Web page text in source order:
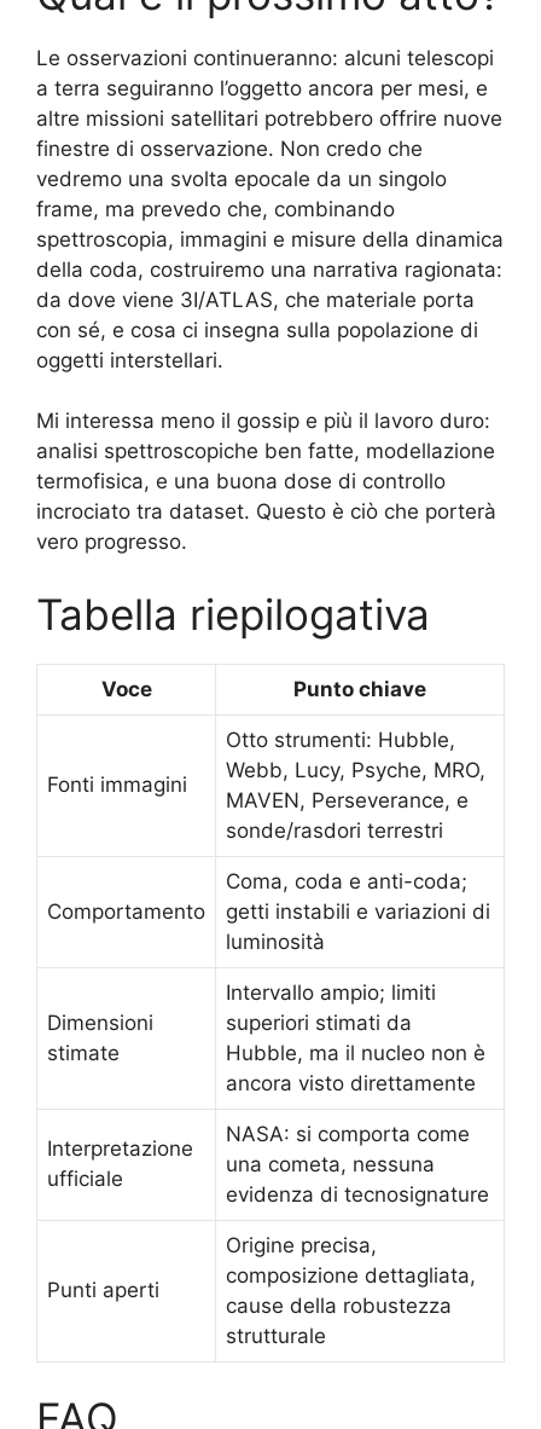
Le osservazioni continueranno: alcuni telescopi
a terra seguiranno l’oggetto ancora per mesi, e
altre missioni satellitari potrebbero offrire nuove
finestre di osservazione. Non credo che
vedremo una svolta epocale da un singolo
frame, ma prevedo che, combinando
spettroscopia, immagini e misure della dinamica
della coda, costruiremo una narrativa ragionata:
da dove viene 3I/ATLAS, che materiale porta
con sé, e cosa ci insegna sulla popolazione di
oggetti interstellari.
Mi interessa meno il gossip e più il lavoro duro:
analisi spettroscopiche ben fatte, modellazione
termofisica, e una buona dose di controllo
incrociato tra dataset. Questo è ciò che porterà
vero progresso.
Tabella riepilogativa
Voce Punto chiave
Fonti immagini
Otto strumenti: Hubble,
Webb, Lucy, Psyche, MRO,
MAVEN, Perseverance, e
sonde/rasdori terrestri
Comportamento
Coma, coda e anti-coda;
getti instabili e variazioni di
luminosità
Dimensioni
stimate
Intervallo ampio; limiti
superiori stimati da
Hubble, ma il nucleo non è
ancora visto direttamente
Interpretazione
ufficiale
NASA: si comporta come
una cometa, nessuna
evidenza di tecnosignature
Punti aperti
Origine precisa,
composizione dettagliata,
cause della robustezza
strutturale
FAQ